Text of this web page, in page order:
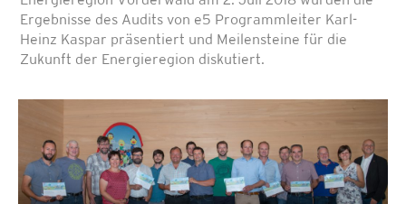
Ergebnisse des Audits von e5 Programmleiter Karl-
Heinz Kaspar präsentiert und Meilensteine für die
Zukunft der Energieregion diskutiert.